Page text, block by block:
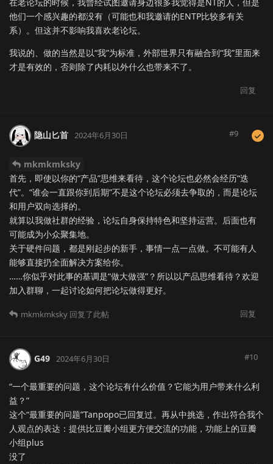
他们一个感兴趣的都没有（可能也和我邀请的ENTP比较多有关
系）。但这并不影响我喜欢老论坛。
我说的、做的当然是以“我”为标准，外部世界只有融合到“我”里面来
才是有效的，否则除了内耗以外什么也带来不了。
回复
隐山匕首 2024年6月30日 #9
mkmkmksky
首先，即使以你的“产品”思维来看待，这个论坛也必然会经历“迭
代”。“谁会一直跟你到后期”不是这个论坛必须去争取的，而是论坛
和用户双向选择的。
就算以我做社群的经验，论坛自身保持特色和坚持运营。后面也有
可能成为小众聚集地。
关于硬件问题，都是刚起步的新手，事情一点一点做。不可能有人
能够直接扔全面解决方案给你。
……你似乎对此事的基调是“做大做强”？所以以产品思维看待？欢迎
加入群聊，一起讨论如何把论坛做得更好。
回复
mkmkmksky 回复了此帖
G49 2024年6月30日 #10
“一个最重要的问题，这个论坛有什么价值？它能为用户带来什么利
益？”
这个“最重要的问题”Tanpopo已回复过。再从中挑选，作出符合我个
人观点的表达：提供比豆瓣小组更方便交流的功能，功能上的豆瓣
小组plus
没了